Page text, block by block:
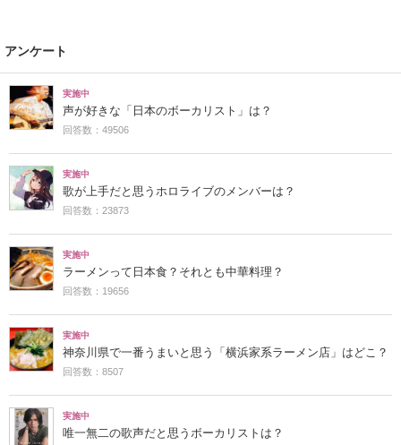
アンケート
実施中
声が好きな「日本のボーカリスト」は？
回答数：49506
実施中
歌が上手だと思うホロライブのメンバーは？
回答数：23873
実施中
ラーメンって日本食？それとも中華料理？
回答数：19656
実施中
神奈川県で一番うまいと思う「横浜家系ラーメン店」はどこ？
回答数：8507
実施中
唯一無二の歌声だと思うボーカリストは？